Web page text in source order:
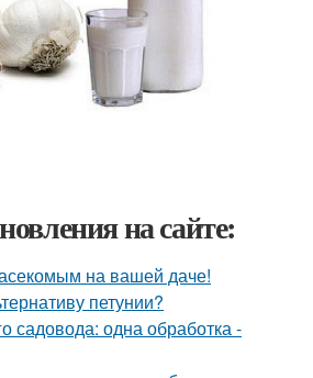
на сайте:
на вашей даче!
петунии?
садовода: одна обработка -